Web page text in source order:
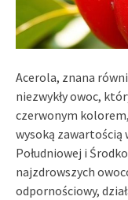
Acerola, znana
niezwykły owoc,
czerwonym
wysoką zawartością
Południowej i
najzdrowszych
odpornościowy,